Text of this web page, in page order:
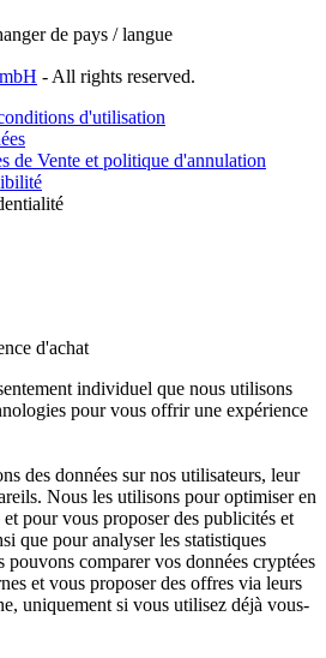
de pays / langue
- All rights reserved.
d'utilisation
de Vente et politique d'annulation
d'achat
individuel que nous utilisons
pour vous offrir une expérience
des données sur nos utilisateurs, leur
Nous les utilisons pour optimiser en
pour vous proposer des publicités et
que pour analyser les statistiques
comparer vos données cryptées
et vous proposer des offres via leurs
uniquement si vous utilisez déjà vous-